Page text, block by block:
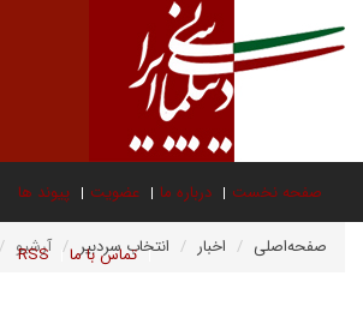
صفحه نخست درباره ما عضویت پیوند ها
تماس با ما RSS صفحه‌اصلی اخبار انتخاب سردبیر آرشیو